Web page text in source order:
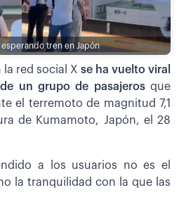
tren en Japón
red social X se ha vuelto viral
un grupo de pasajerosque
el terremoto de magnitud 7,1
de Kumamoto, Japón, el 28
a los usuarios no es el
la tranquilidad con la que las